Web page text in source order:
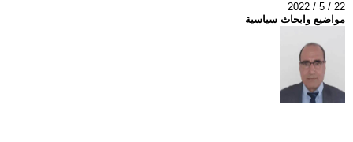
2022 / 5 / 22
مواضيع وابحاث سياسية